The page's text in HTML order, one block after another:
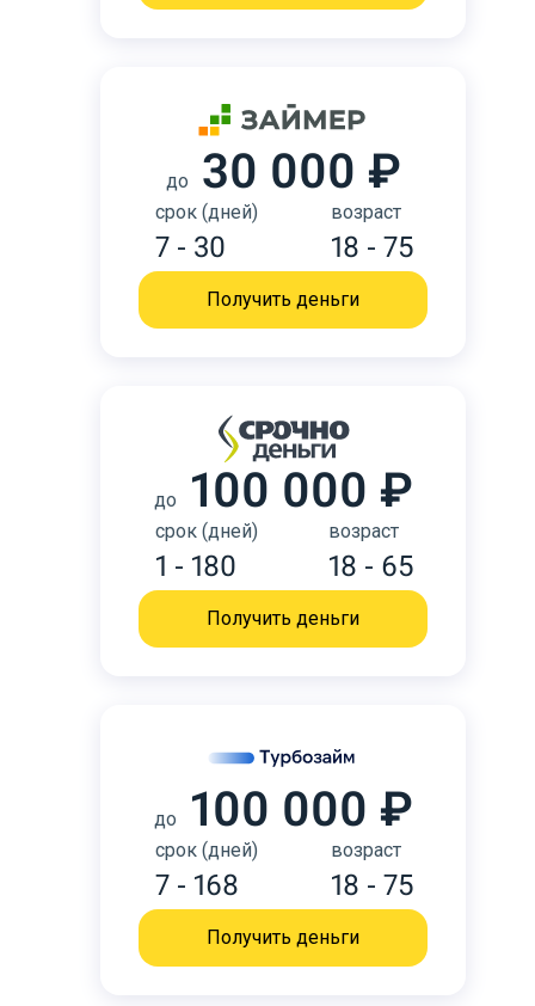
до 30 000 ₽
срок (дней)
7 - 30
возраст
18 - 75
Получить деньги
до 100 000 ₽
срок (дней)
1 - 180
возраст
18 - 65
Получить деньги
до 100 000 ₽
срок (дней)
7 - 168
возраст
18 - 75
Получить деньги